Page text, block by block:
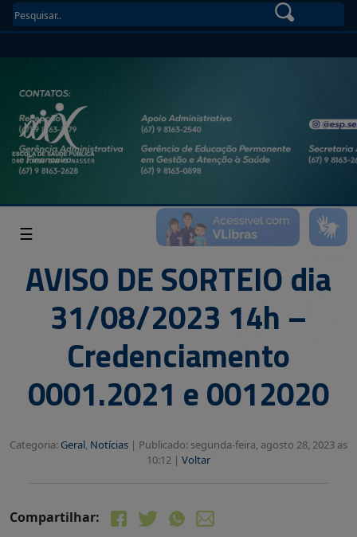
☰
AVISO DE SORTEIO dia
31/08/2023 14h –
Credenciamento
0001.2021 e 0012020
Categoria: Geral, Notícias | Publicado: segunda-feira, agosto 28, 2023 as
10:12 | Voltar
Compartilhar: